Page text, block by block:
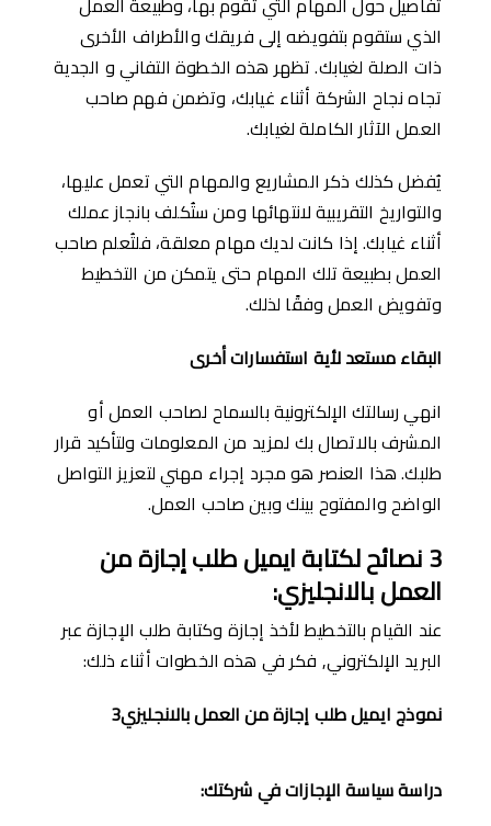
الذي ستقوم بتفويضه إلى فريقك والأطراف الأخرى
ذات الصلة لغيابك. تظهر هذه الخطوة التفاني و الجدية
تجاه نجاح الشركة أثناء غيابك، وتضمن فهم صاحب
العمل الآثار الكاملة لغيابك.
يُفضل كذلك ذكر المشاريع والمهام التي تعمل عليها،
والتواريخ التقريبية لانتهائها ومن ستُكلف بانجاز عملك
أثناء غيابك. إذا كانت لديك مهام معلقة، فلتُعلم صاحب
العمل بطبيعة تلك المهام حتى يتمكن من التخطيط
وتفويض العمل وفقًا لذلك.
البقاء مستعدﻷية استفساراتﺃخرى
انهي رسالتك الإلكترونية بالسماح لصاحب العمل أو
المشرف بالاتصال بك لمزيد من المعلومات ولتأكيد قرار
طلبك. هذا العنصر هو مجرد إجراء مهني لتعزيز التواصل
الواضح والمفتوح بينك وبين صاحب العمل.
3نصائح لكتابة ايميل طلب إجازة من
العمل بالانجليزي:
عند القيام بالتخطيط لأخذ إجازة وكتابة طلب الإجازة عبر
البريد الإلكتروني, فكر في هذه الخطوات أثناء ذلك:
نموذج ايميل طلب إجازة من العمل بالانجليزي3
دراسة سياسة الإجازات في شركتك: